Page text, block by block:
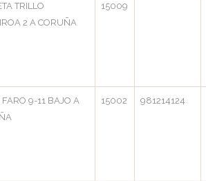
TRILLO
2 A CORUÑA
15009
FARO 9-11 BAJO A
15002 981214124